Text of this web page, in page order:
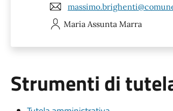
Maria Assunta Marra
Strumenti di